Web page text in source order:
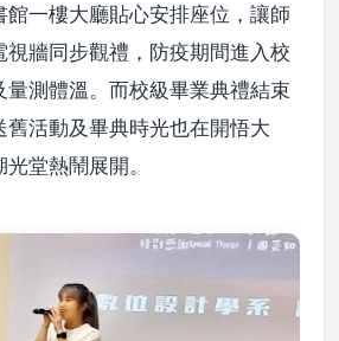
館一樓大廳貼心安排座位，讓師
視牆同步觀禮，防疫期間進入校
量測體溫。而校級畢業典禮結束
舊活動及畢典時光也在開悟大
堂熱鬧展開。